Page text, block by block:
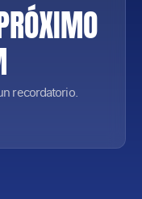
recordatorio.